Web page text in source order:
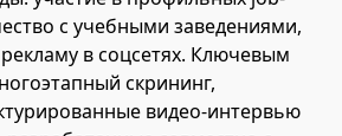
с учебными заведениями,
в соцсетях. Ключевым
скрининг,
видео-интервью